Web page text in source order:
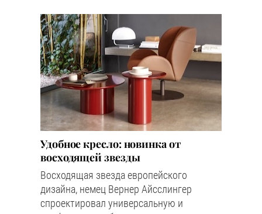
Удобное кресло: новинка от
восходящей звезды
Восходящая звезда европейского
дизайна, немец Вернер Айсслингер
спроектировал универсальную и